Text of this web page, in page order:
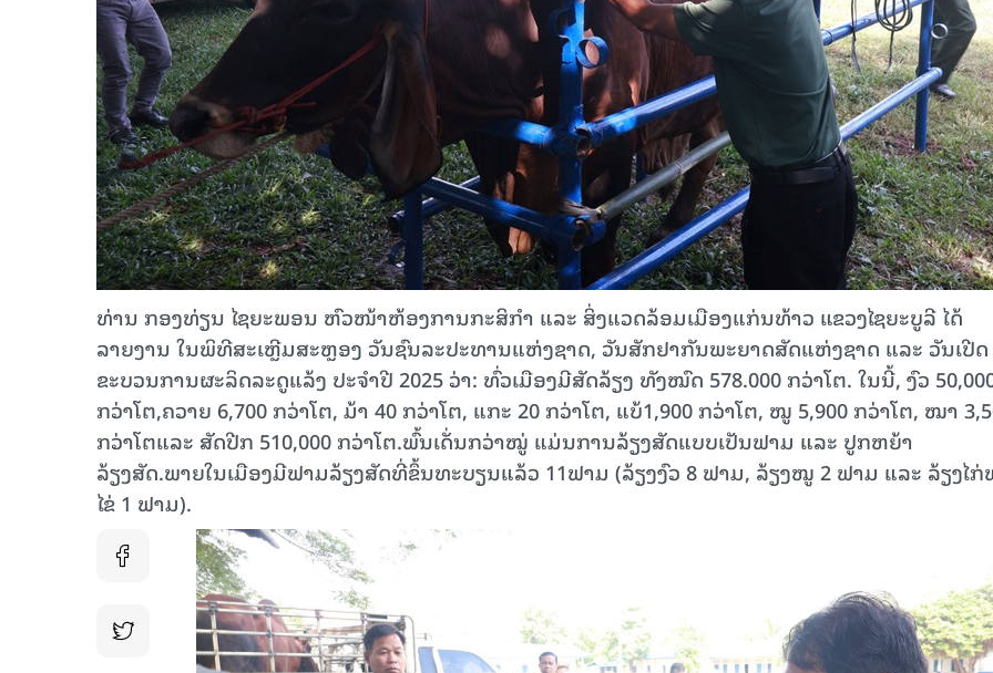
ທ່ານ ກອງທ່ຽນ ໄຊຍະພອນ ຫົວໜ້າຫ້ອງການກະສິກໍາ ແລະ ສິ່ງແວດລ້ອມເມືອງແກ່ນທ້າວ ແຂວງໄຊຍະບູລີ ໄດ້
ລາຍງານ ໃນພິທີສະເຫຼີມສະຫຼອງ ວັນຊົນລະປະທານແຫ່ງຊາດ, ວັນສັກຢາກັນພະຍາດສັດແຫ່ງຊາດ ແລະ ວັນເປີດ
ຂະບວນການຜະລິດລະດູແລ້ງ ປະຈໍາປີ 2025 ວ່າ: ທົ່ວເມືອງມີສັດລ້ຽງ ​ທັງ​ໝົດ 578.000 ກວ່າໂຕ. ໃນນີ້, ງົວ
ກວ່າໂຕ,ຄວາຍ 6,700 ກວ່າໂຕ, ມ້າ 40 ກວ່າໂຕ, ແກະ 20 ກວ່າໂຕ, ແບ້1,900 ກວ່າໂຕ, ໝູ 5,900 ກວ່າໂຕ, ໝາ
ກວ່າໂຕແລະ ສັດປີກ 510,000 ກວ່າໂຕ.ພົ້ນເດັ່ນກວ່າໝູ່ ແມ່ນການລ້ຽງສັດແບບເປັນຟາມ ແລະ ປູກຫຍ້າ
ລ້ຽງສັດ.ພາຍໃນເມືອງມີຟາມລ້ຽງສັດທີ່ຂຶ້ນທະບຽນແລ້ວ 11ຟາມ (ລ້ຽງງົວ 8 ຟາມ, ລ້ຽງໝູ 2 ຟາມ ແລະ ລ້ຽງໄ
ໄຂ່ 1 ຟາມ).
15.039(06-08-